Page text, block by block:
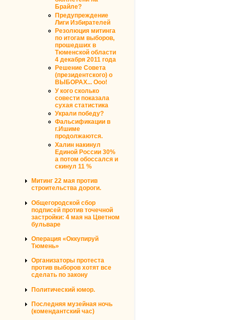
Брайле?
Предупреждение
Лиги Избирателей
Резолюция митинга
по итогам выборов,
прошедших в
Тюменской области
4 декабря 2011 года
Решение Совета
(президентского) о
ВЫБОРАХ... Ооо!
У кого сколько
совести показала
сухая статистика
Украли победу?
Фальсификации в
г.Ишиме
продолжаются.
Халин накинул
Единой России 30%
а потом обоссался и
скинул 11 %
Митинг 22 мая против
строительства дороги.
Общегородской сбор
подписей против точечной
застройки: 4 мая на Цветном
бульваре
Операция «Оккупируй
Тюмень»
Организаторы протеста
против выборов хотят все
сделать по закону
Политический юмор.
Последняя музейная ночь
(комендантский час)